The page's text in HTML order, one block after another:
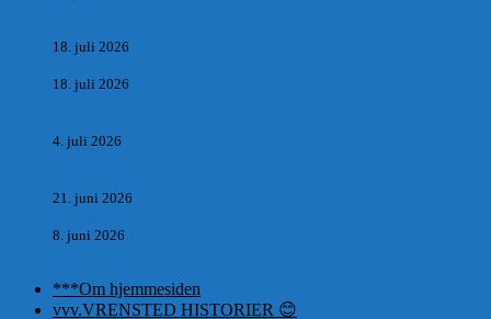
18. juli 2026
18. juli 2026
4. juli 2026
21. juni 2026
8. juni 2026
***Om hjemmesiden
vvv.VRENSTED HISTORIER 😊